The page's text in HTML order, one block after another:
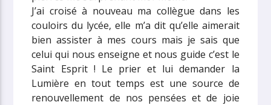
J’ai croisé à nouveau ma collègue dans les
couloirs du lycée, elle m’a dit qu’elle aimerait
bien assister à mes cours mais je sais que
celui qui nous enseigne et nous guide c’est le
Saint Esprit ! Le prier et lui demander la
Lumière en tout temps est une source de
renouvellement de nos pensées et de joie